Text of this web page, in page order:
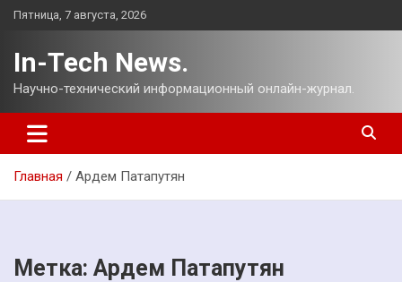
Перейти
Пятница, 7 августа, 2026
In-Tech News.
Научно-технический информационный онлайн-журнал.
Главная Ардем Патапутян
Метка: Ардем Патапутян